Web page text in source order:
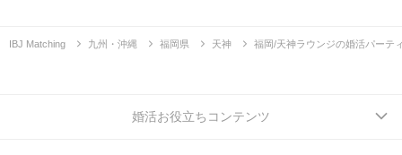
IBJ Matching 九州・沖縄 福岡県 天神 福岡/天神ラウンジの婚活パーテ
婚活お役立ちコンテンツ